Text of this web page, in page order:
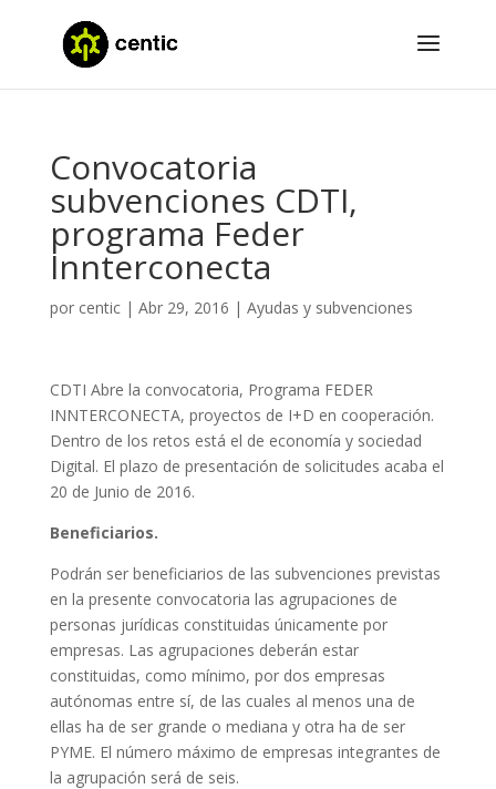
Convocatoria
subvenciones CDTI,
programa Feder
Innterconecta
por centic| Abr 29, 2016 | Ayudas y subvenciones
CDTI Abre la convocatoria, Programa FEDER
INNTERCONECTA, proyectos de I+D en cooperación.
Dentro de los retos está el de economía y sociedad
Digital. El plazo de presentación de solicitudes acaba el
20 de Junio de 2016.
Beneficiarios.
Podrán ser beneficiarios de las subvenciones previstas
en la presente convocatoria las agrupaciones de
personas jurídicas constituidas únicamente por
empresas. Las agrupaciones deberán estar
constituidas, como mínimo, por dos empresas
autónomas entre sí, de las cuales al menos una de
ellas ha de ser grande o mediana y otra ha de ser
PYME. El número máximo de empresas integrantes de
la agrupación será de seis.